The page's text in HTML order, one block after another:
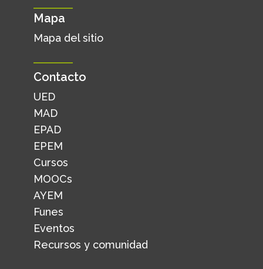
Mapa
Mapa del sitio
Contacto
UED
MAD
EPAD
EPEM
Cursos
MOOCs
AYEM
Funes
Eventos
Recursos y comunidad